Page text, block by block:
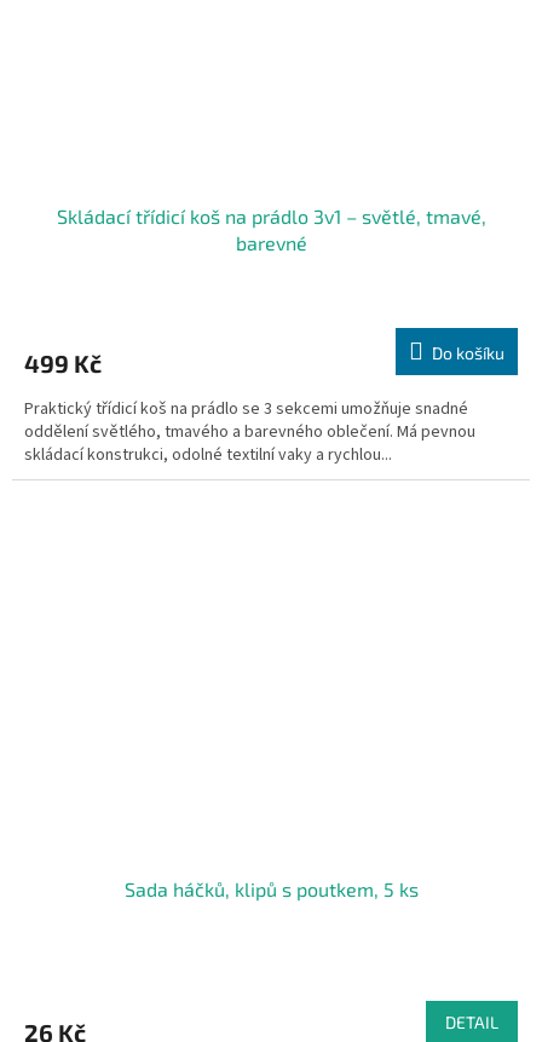
Skládací třídicí koš na prádlo 3v1 – světlé, tmavé,
barevné
499 Kč Do košíku
Praktický třídicí koš na prádlo se 3 sekcemi umožňuje snadné
oddělení světlého, tmavého a barevného oblečení. Má pevnou
skládací konstrukci, odolné textilní vaky a rychlou...
Sada háčků, klipů s poutkem, 5 ks
26 Kč DETAIL